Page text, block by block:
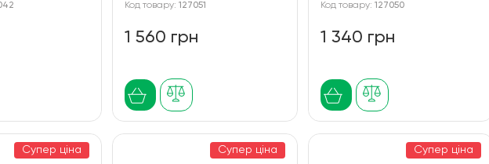
Код товару: 127051
1 560 грн
Код товару: 127050
1 340 грн
Супер ціна Супер ціна Супер ціна